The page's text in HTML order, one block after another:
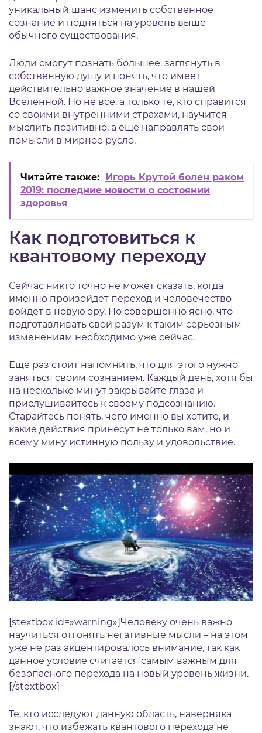
уникальный шанс изменить собственное
сознание и подняться на уровень выше
обычного существования.
Люди смогут познать большее, заглянуть в
собственную душу и понять, что имеет
действительно важное значение в нашей
Вселенной. Но не все, а только те, кто справится
со своими внутренними страхами, научится
мыслить позитивно, а еще направлять свои
помысли в мирное русло.
Читайте также: Игорь Крутой болен раком
2019: последние новости о состоянии
здоровья
Как подготовиться к
квантовому переходу
Сейчас никто точно не может сказать, когда
именно произойдет переход и человечество
войдет в новую эру. Но совершенно ясно, что
подготавливать свой разум к таким серьезным
изменениям необходимо уже сейчас.
Еще раз стоит напомнить, что для этого нужно
заняться своим сознанием. Каждый день, хотя бы
на несколько минут закрывайте глаза и
прислушивайтесь к своему подсознанию.
Старайтесь понять, чего именно вы хотите, и
какие действия принесут не только вам, но и
всему мину истинную пользу и удовольствие.
[stextbox id=»warning»]Человеку очень важно
научиться отгонять негативные мысли – на этом
уже не раз акцентировалось внимание, так как
данное условие считается самым важным для
безопасного перехода на новый уровень жизни.
[/stextbox]
Те, кто исследуют данную область, наверняка
знают, что избежать квантового перехода не